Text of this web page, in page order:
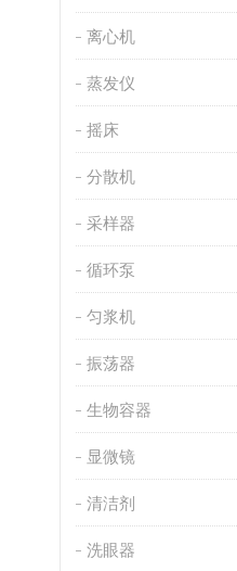
离心机
蒸发仪
摇床
分散机
采样器
循环泵
匀浆机
振荡器
生物容器
显微镜
清洁剂
洗眼器